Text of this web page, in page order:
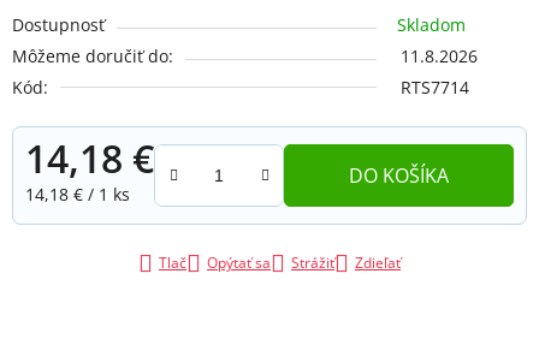
Dostupnosť
Skladom
Môžeme doručiť do:
11.8.2026
Kód:
RTS7714
14,18 €
Jednotková cena:
14,18 € / 1 ks
DO KOŠÍKA
Tlač Opýtať sa Strážiť Zdieľať